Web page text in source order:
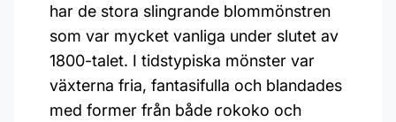
har de stora slingrande blommönstren
som var mycket vanliga under slutet av
1800-talet. I tidstypiska mönster var
växterna fria, fantasifulla och blandades
med former från både rokoko och